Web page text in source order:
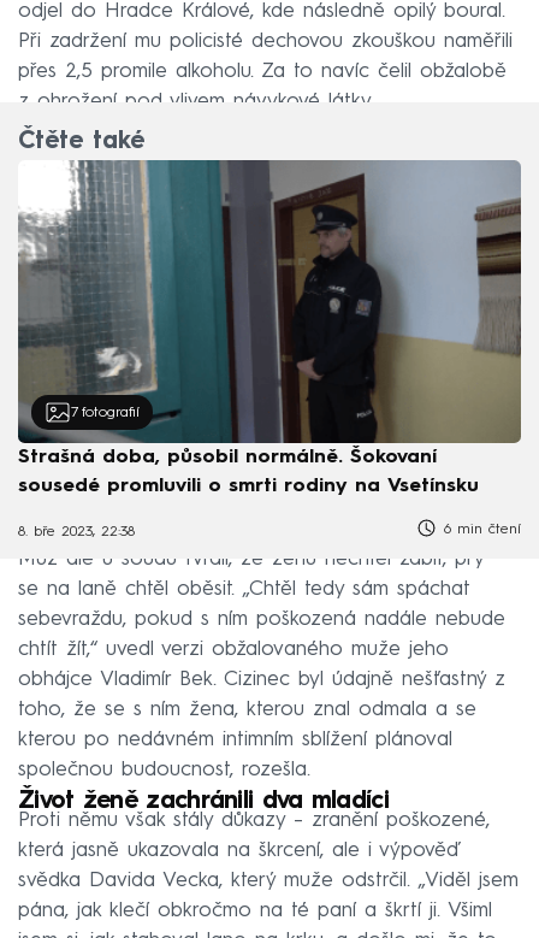
odjel do Hradce Králové, kde následně opilý boural.
Při zadržení mu policisté dechovou zkouškou naměřili
přes 2,5 promile alkoholu. Za to navíc čelil obžalobě
z ohrožení pod vlivem návykové látky.
Čtěte také
7 fotografií
Strašná doba, působil normálně. Šokovaní
sousedé promluvili o smrti rodiny na Vsetínsku
8. bře 2023, 22:38 6 min čtení
Muž ale u soudu tvrdil, že ženu nechtěl zabít, prý
se na laně chtěl oběsit. „Chtěl tedy sám spáchat
sebevraždu, pokud s ním poškozená nadále nebude
chtít žít,“ uvedl verzi obžalovaného muže jeho
obhájce Vladimír Bek. Cizinec byl údajně nešťastný z
toho, že se s ním žena, kterou znal odmala a se
kterou po nedávném intimním sblížení plánoval
společnou budoucnost, rozešla.
Život ženě zachránili dva mladíci
Proti němu však stály důkazy – zranění poškozené,
která jasně ukazovala na škrcení, ale i výpověď
svědka Davida Vecka, který muže odstrčil. „Viděl jsem
pána, jak klečí obkročmo na té paní a škrtí ji. Všiml